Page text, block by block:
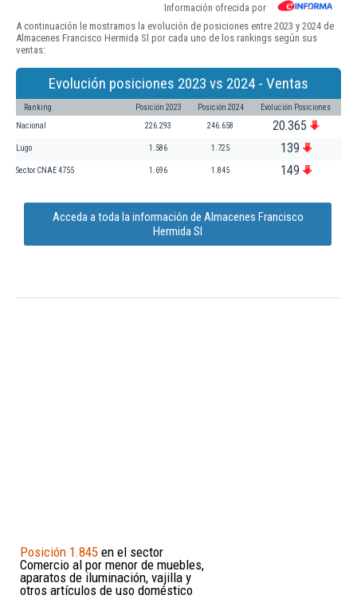
Información ofrecida por
A continuación le mostramos la evolución de posiciones entre 2023 y 2024 de
Almacenes Francisco Hermida Sl por cada uno de los rankings según sus
ventas:
Evolución posiciones 2023 vs 2024 - Ventas
Ranking Posición 2023 Posición 2024 Evolución Posiciones
Nacional 226.293 246.658 20.365
Lugo 1.586 1.725 139
Sector CNAE 4755 1.696 1.845 149
Acceda a toda la información de Almacenes Francisco
Hermida Sl
Posición 1.845 en el sector
Comercio al por menor de muebles,
aparatos de iluminación, vajilla y
otros artículos de uso doméstico